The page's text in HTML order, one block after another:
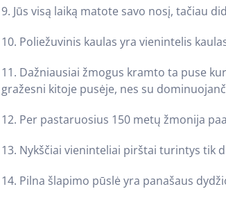
9. Jūs visą laiką matote savo nosį, tačiau
10. Poliežuvinis kaulas yra vienintelis
11. Dažniausiai žmogus kramto ta puse
gražesni kitoje pusėje, nes su
12. Per pastaruosius 150 metų žmonija
13. Nykščiai vieninteliai pirštai turintys tik
14. Pilna šlapimo pūslė yra panašaus